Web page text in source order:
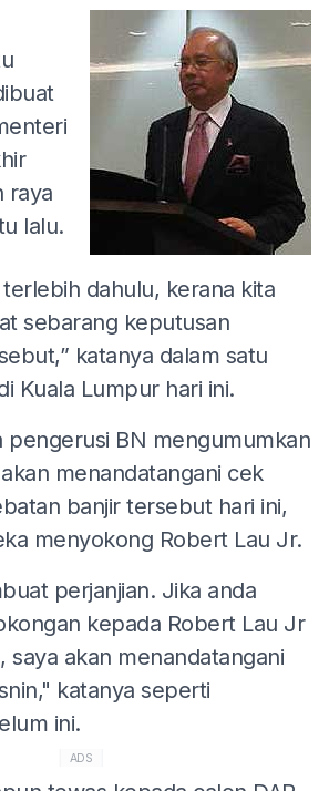
raya
lalu.
dahulu, kerana kita
sebarang keputusan
katanya dalam satu
Kuala Lumpur hari ini.
pengerusi BN mengumumkan
menandatangani cek
banjir tersebut hari ini,
menyokong Robert Lau Jr.
perjanjian. Jika anda
kepada Robert Lau Jr
saya akan menandatangani
katanya seperti
ini.
ADS